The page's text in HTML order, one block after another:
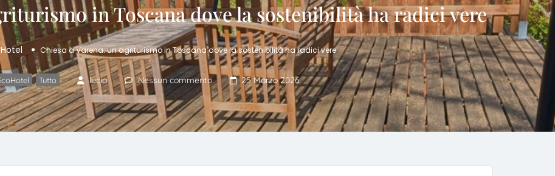
in Toscana dove la sostenibilità ha radici vere
Chiesa a Varena: un agriturismo in Toscana dove la sostenibilità ha radici vere
, Tutto lucia Nessun commento 25 Marzo 2026